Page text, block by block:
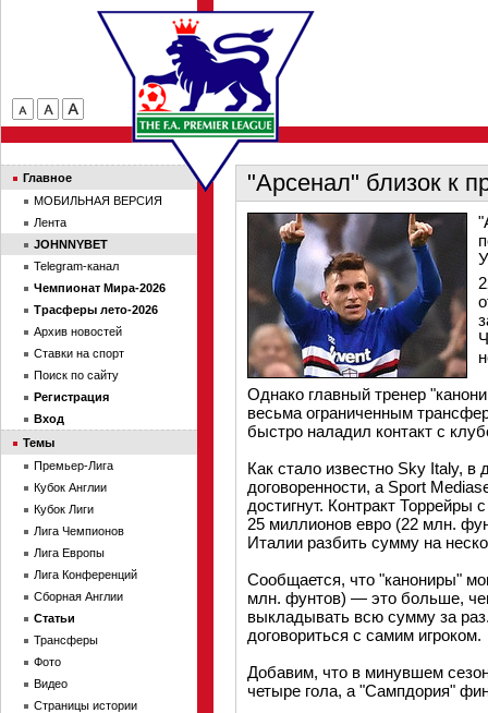
"Арсенал" близок к
Однако главный тренер
весьма ограниченным
быстро наладил контакт с
Как стало известно Sky Italy,
договоренности, а Sport
достигнут. Контракт
25 миллионов евро (22 млн.
Италии разбить сумму на
Сообщается, что "канониры"
млн. фунтов) — это больше,
выкладывать всю сумму за
договориться с самим игроком.
Добавим, что в минувшем
четыре гола, а "Сампдория"
Главное
МОБИЛЬНАЯ ВЕРСИЯ
Лента
JOHNNYBET
Telegram-канал
Чемпионат Мира-2026
Трасферы лето-2026
Архив новостей
Ставки на спорт
Поиск по сайту
Регистрация
Вход
Темы
Премьер-Лига
Кубок Англии
Кубок Лиги
Лига Чемпионов
Лига Европы
Лига Конференций
Сборная Англии
Статьи
Трансферы
Фото
Видео
Страницы истории